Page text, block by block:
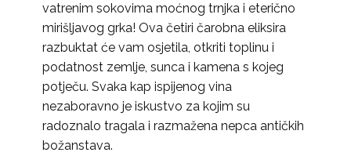
vatrenim sokovima moćnog trnjka i eterično
mirišljavog grka! Ova četiri čarobna eliksira
razbuktat će vam osjetila, otkriti toplinu i
podatnost zemlje, sunca i kamena s kojeg
potječu. Svaka kap ispijenog vina
nezaboravno je iskustvo za kojim su
radoznalo tragala i razmažena nepca antičkih
božanstava.